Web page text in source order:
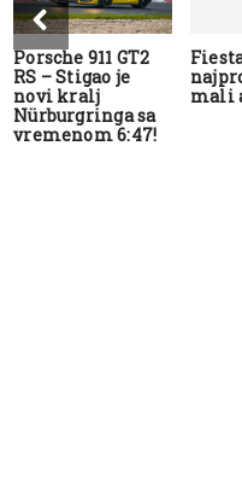
Porsche 911 GT2
RS – Stigao je
novi kralj
Nürburgringa sa
vremenom 6:47!
mali